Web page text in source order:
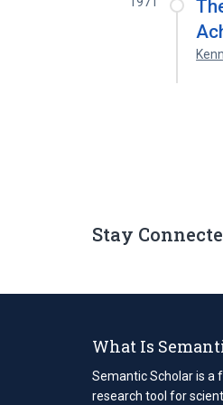
Stay
What Is
Semantic Scholar is a
research tool for